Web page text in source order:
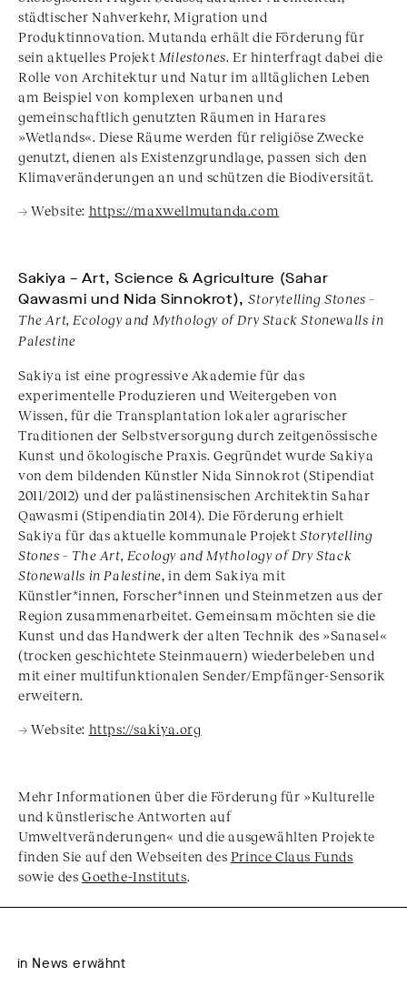
städtischer Nahverkehr, Migration und
Produktinnovation. Mutanda erhält die Förderung für
sein aktuelles Projekt Milestones. Er hinterfragt dabei die
Rolle von Architektur und Natur im alltäglichen Leben
am Beispiel von komplexen urbanen und
gemeinschaftlich genutzten Räumen in Harares
»Wetlands«. Diese Räume werden für religiöse Zwecke
genutzt, dienen als Existenzgrundlage, passen sich den
Klimaveränderungen an und schützen die Biodiversität.
→ Website: https://maxwellmutanda.com
Sakiya – Art, Science & Agriculture (Sahar
Qawasmi und Nida Sinnokrot),Storytelling Stones –
The Art, Ecology and Mythology of Dry Stack Stonewalls in
Palestine
Sakiya ist eine progressive Akademie für das
experimentelle Produzieren und Weitergeben von
Wissen, für die Transplantation lokaler agrarischer
Traditionen der Selbstversorgung durch zeitgenössische
Kunst und ökologische Praxis. Gegründet wurde Sakiya
von dem bildenden Künstler Nida Sinnokrot (Stipendiat
2011/2012) und der palästinensischen Architektin Sahar
Qawasmi (Stipendiatin 2014). Die Förderung erhielt
Sakiya für das aktuelle kommunale ProjektStorytelling
Stones – The Art, Ecology and Mythology of Dry Stack
Stonewalls in Palestine, in dem Sakiya mit
Künstler*innen, Forscher*innen und Steinmetzen aus der
Region zusammenarbeitet. Gemeinsam möchten sie die
Kunst und das Handwerk der alten Technik des »Sanasel«
(trocken geschichtete Steinmauern) wiederbeleben und
mit einer multifunktionalen Sender/Empfänger-Sensorik
erweitern.
→ Website: https://sakiya.org
Mehr Informationen über die Förderung für »Kulturelle
und künstlerische Antworten auf
Umweltveränderungen« und die ausgewählten Projekte
finden Sie auf den Webseiten des Prince Claus Funds
sowie des Goethe-Instituts.
in News erwähnt